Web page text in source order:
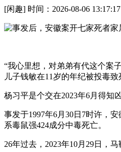
[闲趣] 时间：2026-08-06 13:17:17
“我心里想，对弟弟有代这个案
儿子钱敏在11岁的年纪被投毒致
杨习平是个交在2023年6月得知
事发于1997年6月30日7时许，
系毒鼠强424成分中毒死亡。
26年过去，2023年10月29日，